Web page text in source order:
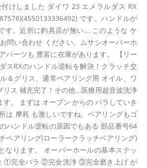
けしました ダイワ 23 エメラルダス RX
です。ハンドルが
す。近所に釣具店が無い... このような ケ
問い合わせ ください。ムサシオーバーホ
パーツも 豊富に在庫があります。 【リー
スRXのハンドル逆転を解決！クラッチ交
＆グリス、通常ベアリング用 オイル、ワ
リス 補充完了！その他...医療用超音波洗浄
。 まずは オープン からの バラしていき
は 摩耗 も激しいですね。ベアリングもゴ
ハンドル逆転の原因でもある 部品番号64
ベアリング(ローラークラッチベアリング)
なります。 オーバーホールの基本ステッ
①完全バラ ②完全洗浄 ③完全磨き上げ が